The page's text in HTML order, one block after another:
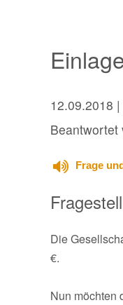
12.09.2018
Beantwortet
Frage
Die
€.
Nun möchten